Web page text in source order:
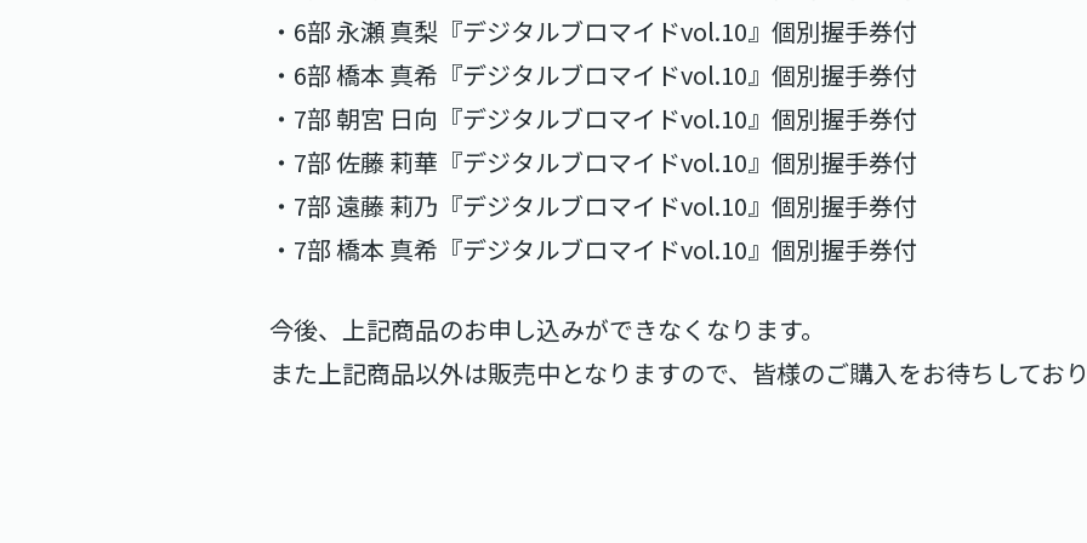
・6部 永瀬 真梨『デジタルブロマイドvol.10』個別握手券付
・6部 橋本 真希『デジタルブロマイドvol.10』個別握手券付
・7部 朝宮 日向『デジタルブロマイドvol.10』個別握手券付
・7部 佐藤 莉華『デジタルブロマイドvol.10』個別握手券付
・7部 遠藤 莉乃『デジタルブロマイドvol.10』個別握手券付
・7部 橋本 真希『デジタルブロマイドvol.10』個別握手券付
今後、上記商品のお申し込みができなくなります。
また上記商品以外は販売中となりますので、皆様のご購入をお待ちしてお